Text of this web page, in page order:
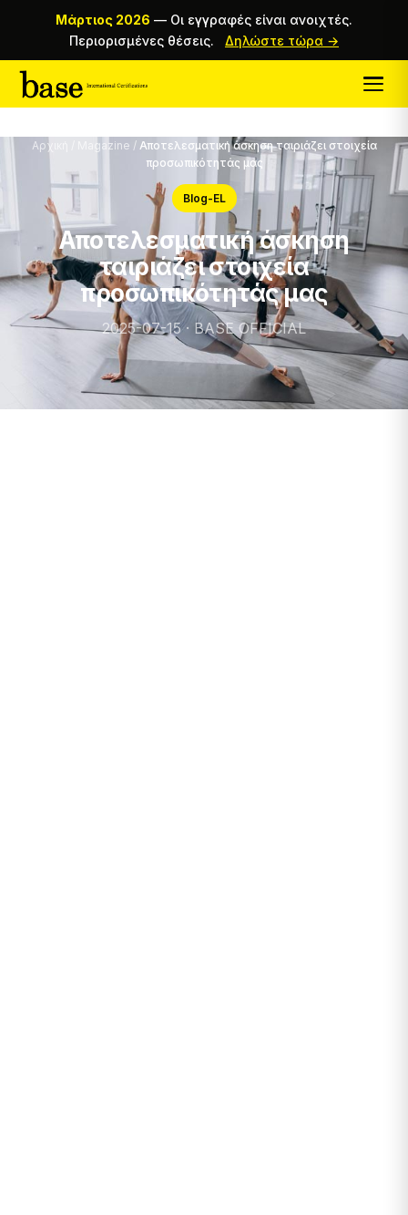
Μάρτιος 2026 — Οι εγγραφές είναι ανοιχτές.
Περιορισμένες θέσεις.
Δηλώστε τώρα →
Αρχική Magazine / Αποτελεσματική άσκηση ταιριάζει στοιχεία
προσωπικότητάς μας
Blog-EL
Αποτελεσματική άσκηση
ταιριάζει στοιχεία
προσωπικότητάς μας
2025-07-15 · BASE OFFICIAL